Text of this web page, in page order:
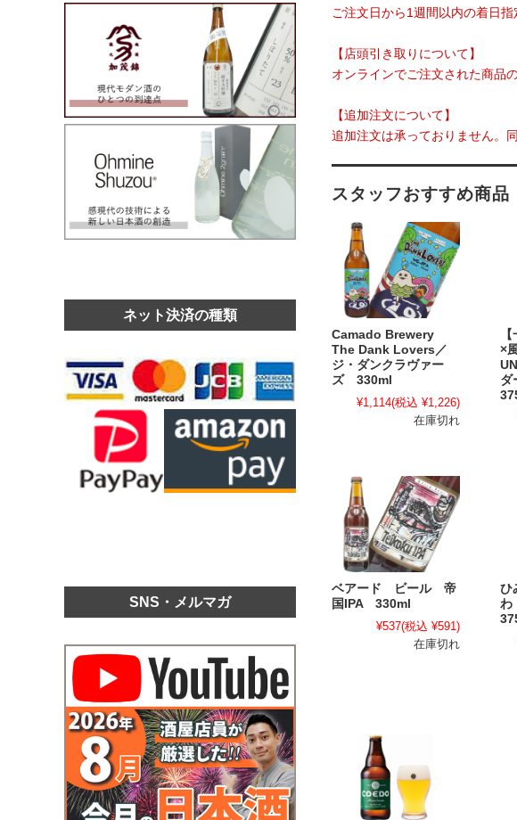
ご注文日から1週間以内の着日
【店頭引き取りについて】
オンラインでご注文された商品
【追加注文について】
追加注文は承っておりません。
スタッフおすすめ商品
Camado Brewery
The Dank Lovers／
ジ・ダンクラヴァー
ズ 330ml
¥1,114(税込 ¥1,226)
在庫切れ
×
ダ
ベアード ビール 帝
国IPA 330ml
¥537(税込 ¥591)
在庫切れ
ひ
ネット決済の種類
SNS・メルマガ